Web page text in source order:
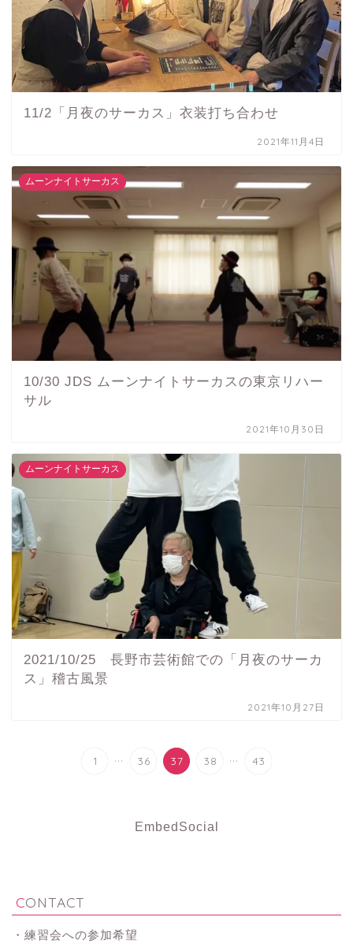
11/2「月夜のサーカス」衣装打ち合わせ
2021年11月4日
ムーンナイトサーカス
10/30 JDS ムーンナイトサーカスの東京リハー
サル
2021年10月30日
ムーンナイトサーカス
2021/10/25 長野市芸術館での「月夜のサーカ
ス」稽古風景
2021年10月27日
1 ... 36 37 38 ... 43
EmbedSocial
CONTACT
・練習会への参加希望